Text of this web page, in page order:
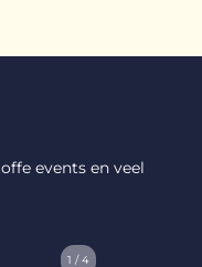
events en veel
1 / 4